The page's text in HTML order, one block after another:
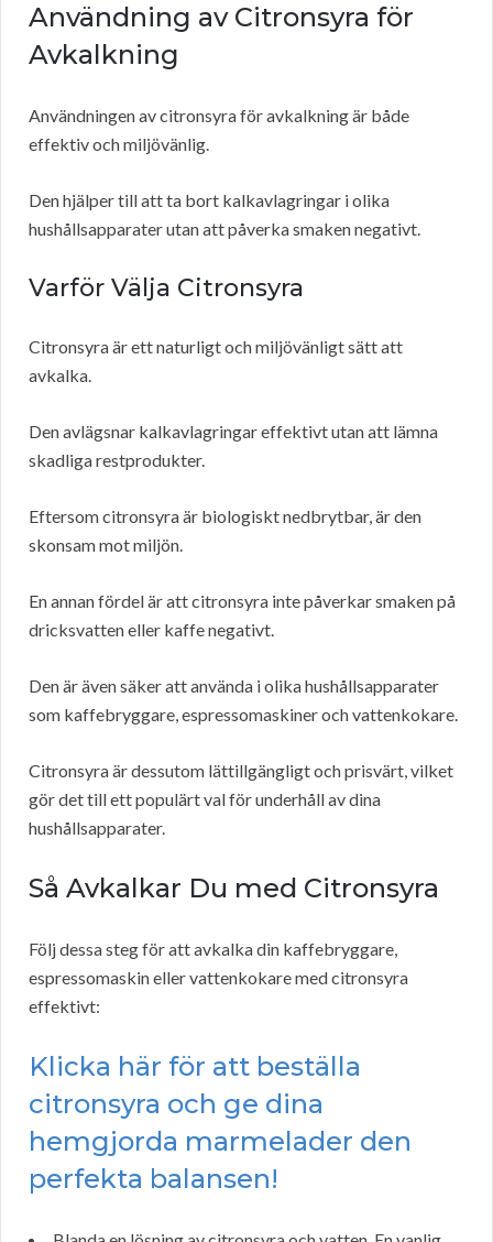
Användning av Citronsyra för
Avkalkning
Användningen av citronsyra för avkalkning är både
effektiv och miljövänlig.
Den hjälper till att ta bort kalkavlagringar i olika
hushållsapparater utan att påverka smaken negativt.
Varför Välja Citronsyra
Citronsyra är ett naturligt och miljövänligt sätt att
avkalka.
Den avlägsnar kalkavlagringar effektivt utan att lämna
skadliga restprodukter.
Eftersom citronsyra är biologiskt nedbrytbar, är den
skonsam mot miljön.
En annan fördel är att citronsyra inte påverkar smaken på
dricksvatten eller kaffe negativt.
Den är även säker att använda i olika hushållsapparater
som kaffebryggare, espressomaskiner och vattenkokare.
Citronsyra är dessutom lättillgängligt och prisvärt, vilket
gör det till ett populärt val för underhåll av dina
hushållsapparater.
Så Avkalkar Du med Citronsyra
Följ dessa steg för att avkalka din kaffebryggare,
espressomaskin eller vattenkokare med citronsyra
effektivt:
Klicka här för att beställa
citronsyra och ge dina
hemgjorda marmelader den
perfekta balansen!